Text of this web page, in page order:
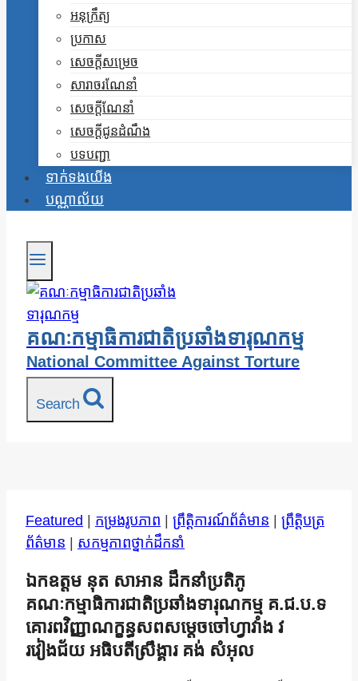
អនុក្រឹត្យ
ប្រកាស
សេចក្តីសម្រេច
សារាចរណែនាំ
សេចក្តីណែនាំ
សេចក្តីជូនដំណឹង
បទបញ្ជា
ទាក់ទងយើង
បណ្ណាល័យ
គណៈកម្មាធិការជាតិប្រឆាំងទារុណកម្ម
National Committee Against Torture
Search
Featured កម្រងរូបភាព ព្រឹត្តិការណ៍ព័ត៌មាន
ព្រឹត្តិបត្រ
ព័ត៌មាន
សកម្មភាពថ្នាក់ដឹកនាំ
ឯកឧត្តម នុត សាអាន ដឹកនាំប្រតិភូ
គណៈកម្មាធិការជាតិប្រឆាំងទារុណកម្ម គ.ជ.ប.ទ
គោរពវិញ្ញាណក្ខន្ធសពសម្តេចចៅហ្វាវាំង វ
រវៀងជ័យ អធិបតីស្រឹង្គារ គង់ សំអុល